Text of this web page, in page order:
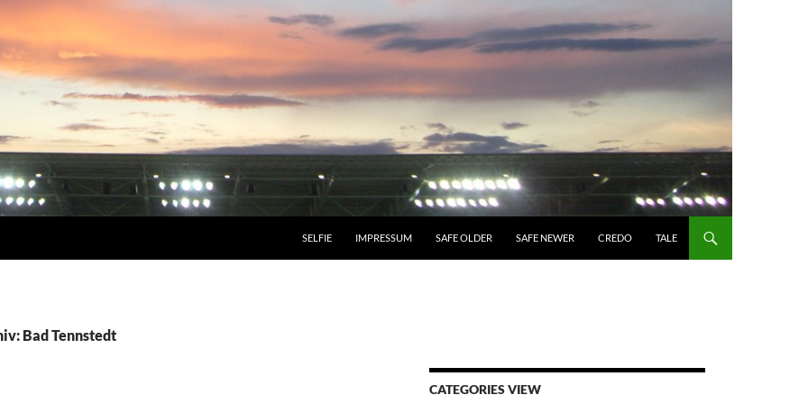
SELFIE IMPRESSUM SAFE OLDER SAFE NEWER CREDO TALE
Bad Tennstedt
CATEGORIES VIEW